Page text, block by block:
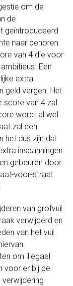
om de
de
geïntroduceerd
naar behoren
van 4 die voor
Een
extra
geld vergen. Het
score van 4 zal
wordt al wel
zal een
het dus zijn dat
inspanningen
gebeuren door
voor-straat
van grofvuil
verwijderd en
van het vuil
om illegaal
voor er bij de